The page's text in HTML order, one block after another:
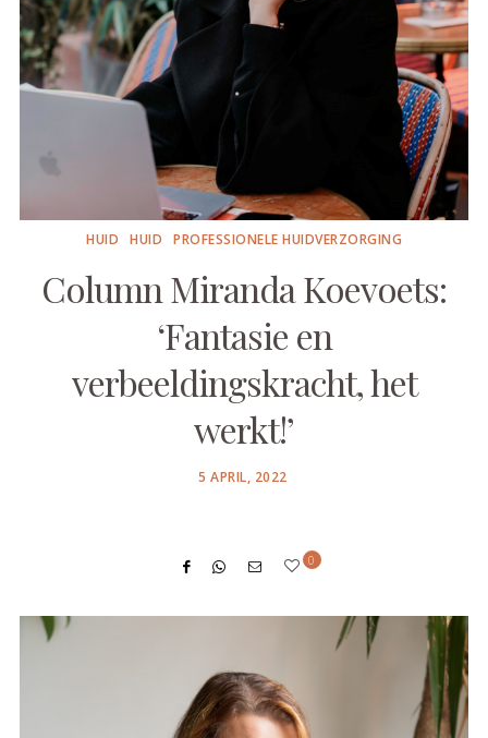
HUID HUID PROFESSIONELE HUIDVERZORGING
Column Miranda Koevoets:
‘Fantasie en
verbeeldingskracht, het
werkt!’
POSTED
5 APRIL, 2022
0